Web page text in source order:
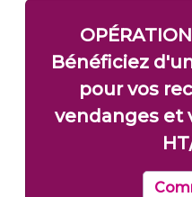
Bénéficiez
pour vos
vendanges et